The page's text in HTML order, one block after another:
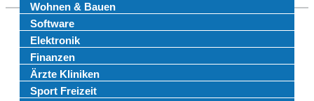
Wohnen & Bauen
Software
Elektronik
Finanzen
Ärzte Kliniken
Sport Freizeit